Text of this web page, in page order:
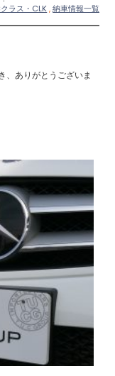
ラス・CLK,納車情報一覧
、ありがとうございま